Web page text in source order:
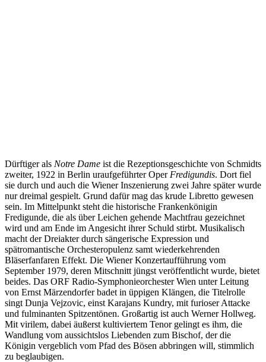
Dürftiger als Notre Dame ist die Rezeptionsgeschichte von Schmidts
zweiter, 1922 in Berlin uraufgeführter Oper Fredigundis. Dort fiel
sie durch und auch die Wiener Inszenierung zwei Jahre später wurde
nur dreimal gespielt. Grund dafür mag das krude Libretto gewesen
sein. Im Mittelpunkt steht die historische Frankenkönigin
Fredigunde, die als über Leichen gehende Machtfrau gezeichnet
wird und am Ende im Angesicht ihrer Schuld stirbt. Musikalisch
macht der Dreiakter durch sängerische Expression und
spätromantische Orchesteropulenz samt wiederkehrenden
Bläserfanfaren Effekt. Die Wiener Konzertaufführung vom
September 1979, deren Mitschnitt jüngst veröffentlicht wurde, bietet
beides. Das ORF Radio-Symphonieorchester Wien unter Leitung
von Ernst Märzendorfer badet in üppigen Klängen, die Titelrolle
singt Dunja Vejzovic, einst Karajans Kundry, mit furioser Attacke
und fulminanten Spitzentönen. Großartig ist auch Werner Hollweg.
Mit virilem, dabei äußerst kultiviertem Tenor gelingt es ihm, die
Wandlung vom aussichtslos Liebenden zum Bischof, der die
Königin vergeblich vom Pfad des Bösen abbringen will, stimmlich
zu beglaubigen.